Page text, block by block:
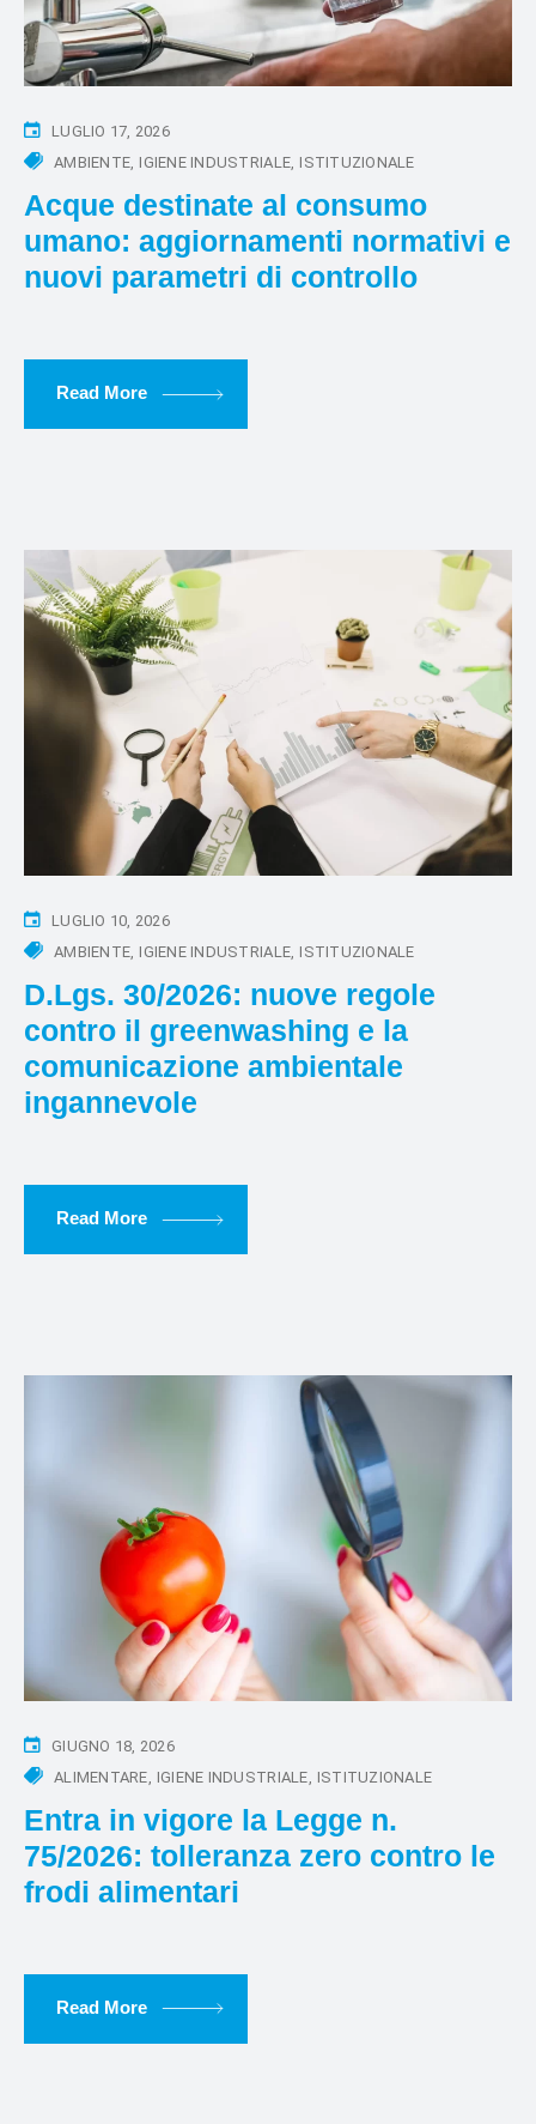
LUGLIO 17, 2026
AMBIENTE IGIENE INDUSTRIALE ISTITUZIONALE
Acque destinate al consumo
umano: aggiornamenti normativi e
nuovi parametri di controllo
Read More
LUGLIO 10, 2026
AMBIENTE IGIENE INDUSTRIALE ISTITUZIONALE
D.Lgs. 30/2026: nuove regole
contro il greenwashing e la
comunicazione ambientale
ingannevole
Read More
GIUGNO 18, 2026
ALIMENTARE IGIENE INDUSTRIALE ISTITUZIONALE
Entra in vigore la Legge n.
75/2026: tolleranza zero contro le
frodi alimentari
Read More